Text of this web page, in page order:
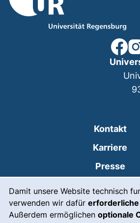
Damit unsere Website technisch
verwenden wir dafür erforderliche
Außerdem ermöglichen optionale
Kontakt
Karriere
Presse
Leichte